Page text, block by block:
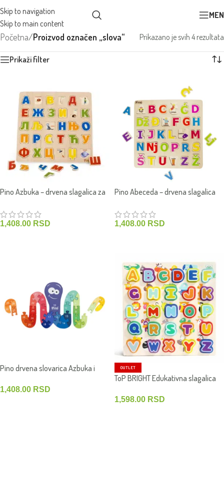
Skip to navigation
Skip to main content
Početna/Proizvod označen „slova“ Prikazano je svih 4 rezultata
Prikaži filter
Pino Azbuka – drvena slagalica za
1,408.00 RSD
Pino Abeceda – drvena slagalica
1,408.00 RSD
Pino drvena slovarica Azbuka i
1,408.00 RSD
OUTLET
ToP BRIGHT Edukativna slagalica
1,598.00 RSD